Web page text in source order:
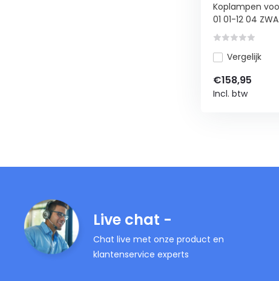
Koplampen
01 01-12 04
Vergelijk
€158,95
Incl. btw
Live chat -
Chat live met onze product en
klantenservice experts